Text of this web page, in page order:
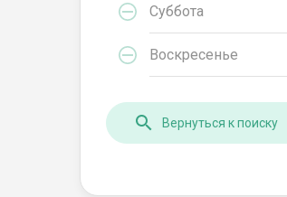
Суббота
Воскресенье
Вернуться к поиску